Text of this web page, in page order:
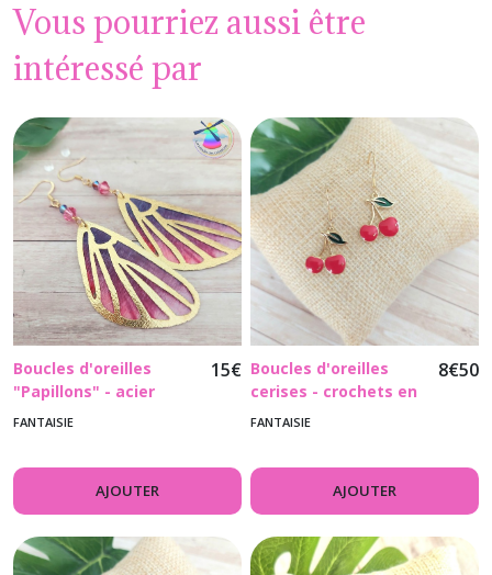
Vous pourriez aussi être
intéressé par
Boucles d'oreilles
"Papillons" - acier
inoxydable, perles de
15€
FANTAISIE
AJOUTER
Boucles d'oreilles
cerises - crochets en
acier inoxydable doré
8€50
FANTAISIE
AJOUTER